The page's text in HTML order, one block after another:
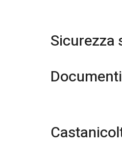
Sicurezza